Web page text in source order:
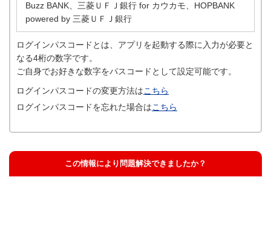
Buzz BANK、三菱ＵＦＪ銀行 for カウカモ、HOPBANK
powered by 三菱ＵＦＪ銀行
ログインパスコードとは、アプリを起動する際に入力が必要と
なる4桁の数字です。
ご自身でお好きな数字をパスコードとして設定可能です。
ログインパスコードの変更方法はこちら
ログインパスコードを忘れた場合はこちら
この情報により問題解決できましたか？